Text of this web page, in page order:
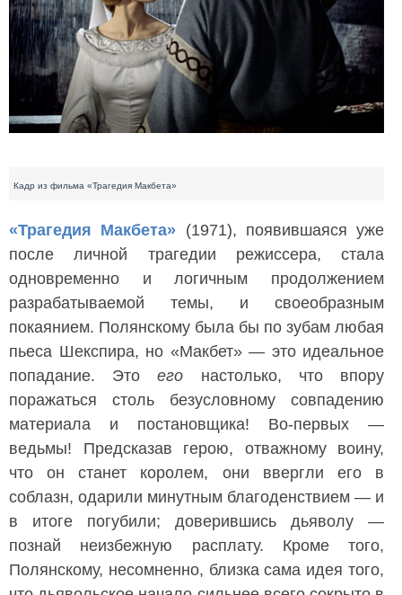
Кадр из фильма «Трагедия Макбета»
«Трагедия Макбета» (1971), появившаяся уже
после личной трагедии режиссера, стала
одновременно и логичным продолжением
разрабатываемой темы, и своеобразным
покаянием. Полянскому была бы по зубам любая
пьеса Шекспира, но «Макбет» — это идеальное
попадание. Этоего настолько, что впору
поражаться столь безусловному совпадению
материала и постановщика! Во-первых —
ведьмы! Предсказав герою, отважному воину,
что он станет королем, они ввергли его в
соблазн, одарили минутным благоденствием — и
в итоге погубили; доверившись дьяволу —
познай неизбежную расплату. Кроме того,
Полянскому, несомненно, близка сама идея того,